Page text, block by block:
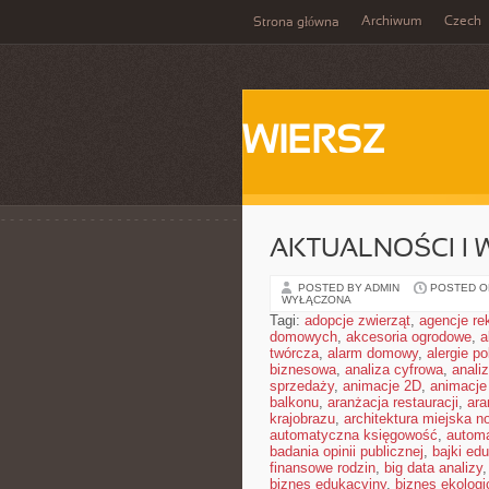
Strona główna Archiwum Czech
WIERSZ
AKTUALNOŚCI I
POSTED BY ADMIN POSTED
WYŁĄCZONA
Tagi: adopcje zwierząt, agencje
domowych, akcesoria ogrodowe,
twórcza, alarm domowy, alergie
biznesowa, analiza cyfrowa,
sprzedaży, animacje 2D,
balkonu, aranżacja restauracji,
krajobrazu, architektura miejska
automatyczna księgowość,
badania opinii publicznej, bajki
finansowe rodzin, big data analizy,
biznes edukacyjny, biznes